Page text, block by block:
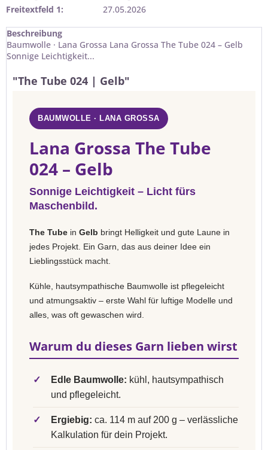
Freitextfeld 1:
27.05.2026
Beschreibung
Baumwolle · Lana Grossa Lana Grossa The Tube 024 – Gelb
Sonnige Leichtigkeit...
"The Tube 024 | Gelb"
BAUMWOLLE · LANA GROSSA
Lana Grossa The Tube
024 – Gelb
Sonnige Leichtigkeit – Licht fürs
Maschenbild.
The Tube in Gelb bringt Helligkeit und gute Laune in
jedes Projekt. Ein Garn, das aus deiner Idee ein
Lieblingsstück macht.
Kühle, hautsympathische Baumwolle ist pflegeleicht
und atmungsaktiv – erste Wahl für luftige Modelle und
alles, was oft gewaschen wird.
Warum du dieses Garn lieben wirst
✓ Edle Baumwolle: kühl, hautsympathisch
und pflegeleicht.
✓ Ergiebig: ca. 114 m auf 200 g – verlässliche
Kalkulation für dein Projekt.